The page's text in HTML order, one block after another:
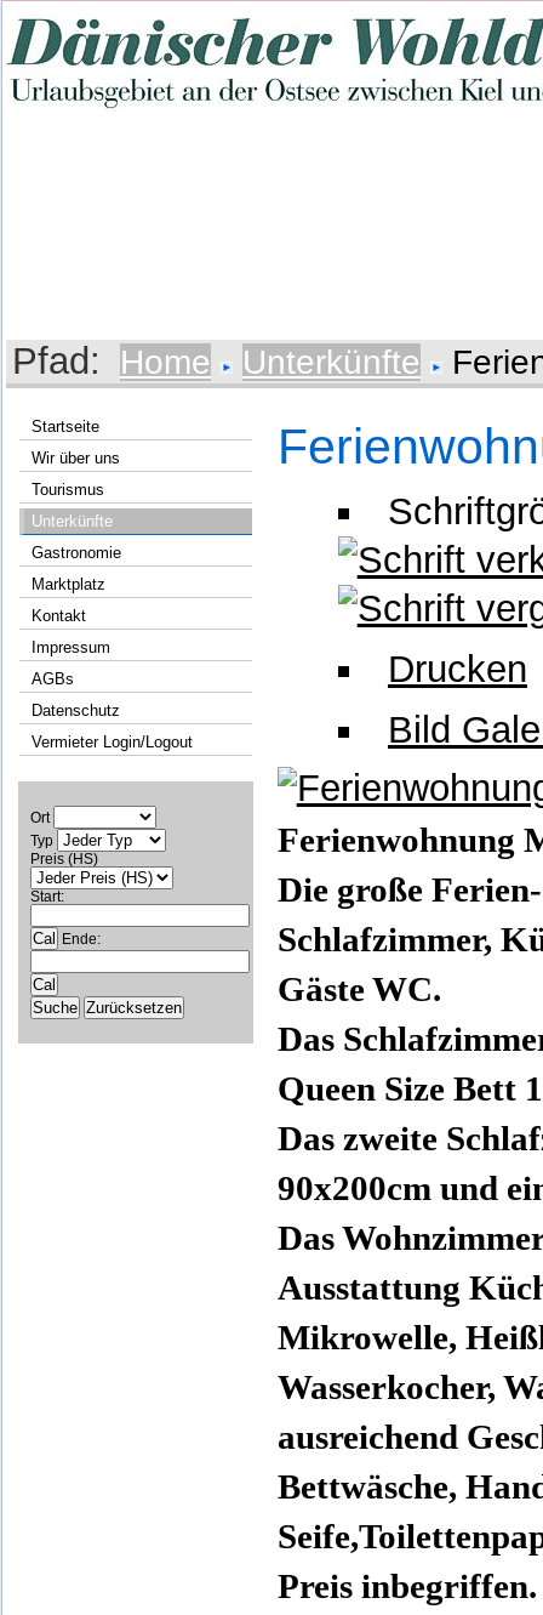
Pfad: Home Unterkünfte
Startseite
Wir über uns
Tourismus
Unterkünfte
Gastronomie
Marktplatz
Kontakt
Impressum
AGBs
Datenschutz
Vermieter Login/Logout
Ort
Typ
Preis (HS)
Start:
Ende:
Drucken
Bild
Ferienwohnung
Die große
Schlafzimmer,
Gäste WC.
Das
Queen Size Bett
Das zweite
90x200cm und
Das
Ausstattung
Mikrowelle,
Wasserkocher,
ausreichend
Bettwäsche,
Preis inbegriffen.